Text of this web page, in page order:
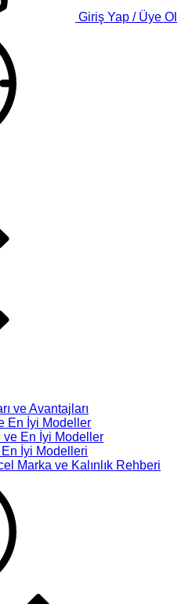
Giriş Yap / Üye Ol
ve Avantajları
En İyi Modeller
ve En İyi Modeller
İyi Modelleri
Marka ve Kalınlık Rehberi